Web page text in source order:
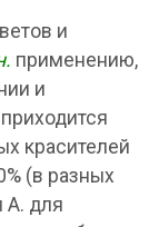
и
применению,
и
красителей
(в разных
А. для